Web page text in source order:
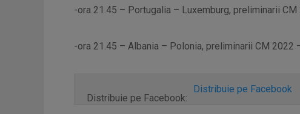
-ora 21.45 – Portugalia – Luxemburg, preliminarii
-ora 21.45 – Albania – Polonia, preliminarii CM 2022
Distribuie pe Facebook:
Distribuie pe Facebook